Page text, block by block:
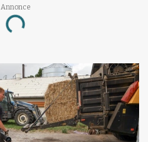
Annonce
Loading...